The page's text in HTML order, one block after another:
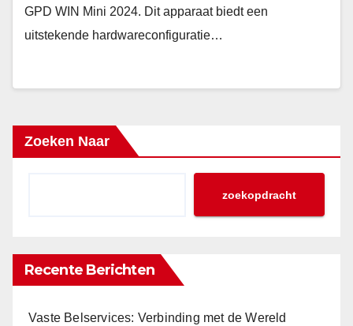
GPD WIN Mini 2024. Dit apparaat biedt een
uitstekende hardwareconfiguratie…
Zoeken Naar
zoekopdracht
Recente Berichten
Vaste Belservices: Verbinding met de Wereld